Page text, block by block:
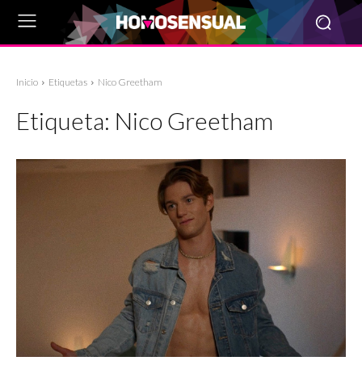
Inicio Etiquetas Nico Greetham
Etiqueta: Nico Greetham